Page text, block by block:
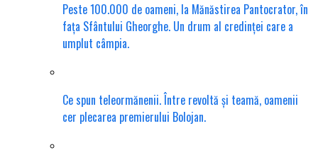
Peste 100.000 de oameni, la Mănăstirea Pantocrator, în
fața Sfântului Gheorghe. Un drum al credinței care a
umplut câmpia.
Ce spun teleormănenii. Între revoltă și teamă, oamenii
cer plecarea premierului Bolojan.